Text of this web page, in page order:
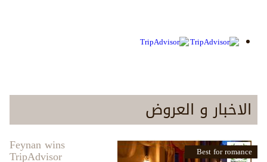
الاخبار و العروض
Best for romance
Feynan wins
TripAdvisor